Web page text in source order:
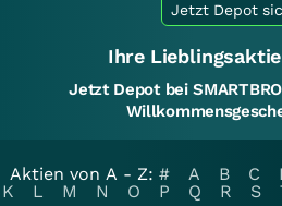
Jetzt Depot
Ihre
Jetzt Depot bei
Aktien von A - Z: # A B C
K
L M N O P Q R S